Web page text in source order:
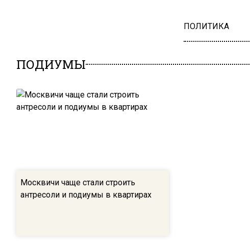
ПОЛИТИКА
ПОДИУМЫ
Москвичи чаще стали строить
антресоли и подиумы в квартирах